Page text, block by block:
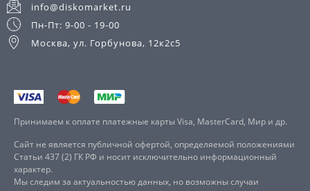
info@diskomarket.ru
Пн-Пт: 9-00 - 19-00
Москва, ул. Горбунова, 12к2с5
Принимаем к оплате платежные карты Visa, MasterCard, Мир и др.
Сайт не является публичной офертой, определяемой положениями
Статьи 437 (2) ГК РФ и носит исключительно информационный
характер.
Мы следим за актуальностью данных, но возможны случаи